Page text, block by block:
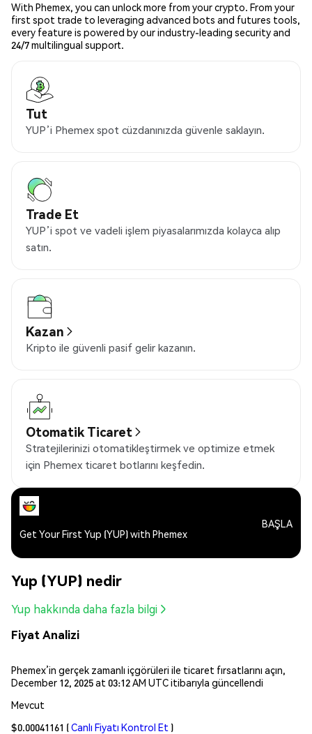
With Phemex, you can unlock more from your crypto. From your
first spot trade to leveraging advanced bots and futures tools,
every feature is powered by our industry-leading security and
24/7 multilingual support.
Tut
YUP’i Phemex spot cüzdanınızda güvenle saklayın.
Trade Et
YUP’i spot ve vadeli işlem piyasalarımızda kolayca alıp
satın.
Kazan
Kripto ile güvenli pasif gelir kazanın.
Otomatik Ticaret
Stratejilerinizi otomatikleştirmek ve optimize etmek
için Phemex ticaret botlarını keşfedin.
Get Your First Yup (YUP) with Phemex
BAŞLA
Yup (YUP) nedir
Yup hakkında daha fazla bilgi
Fiyat Analizi
Phemex’in gerçek zamanlı içgörüleri ile ticaret fırsatlarını açın,
December 12, 2025 at 03:12 AM UTC itibarıyla güncellendi
Mevcut
$0.00041161 (Canlı Fiyatı Kontrol Et )